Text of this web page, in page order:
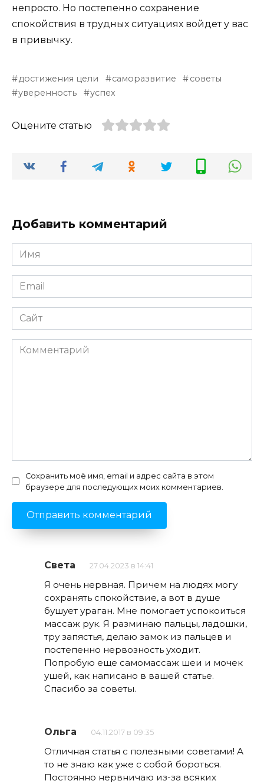
непросто. Но постепенно сохранение
спокойствия в трудных ситуациях войдет у вас
в привычку.
достижения цели саморазвитие
советы
уверенность
успех
Оцените статью
Добавить комментарий
Имя
*
Email
*
Сайт
Комментарий
Сохранить моё имя, email и адрес сайта в этом
браузере для последующих моих комментариев.
Света 27.04.2023 в 14:41
Я очень нервная. Причем на людях могу
сохранять спокойствие, а вот в душе
бушует ураган. Мне помогает успокоиться
массаж рук. Я разминаю пальцы, ладошки,
тру запястья, делаю замок из пальцев и
постепенно нервозность уходит.
Попробую еще самомассаж шеи и мочек
ушей, как написано в вашей статье.
Спасибо за советы.
Ольга 04.11.2017 в 09:35
Отличная статья с полезными советами! А
то не знаю как уже с собой бороться.
Постоянно нервничаю из-за всяких